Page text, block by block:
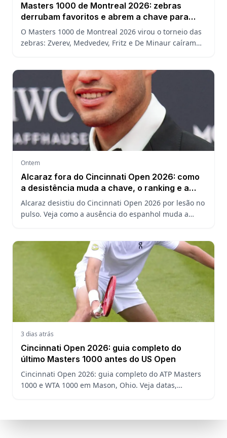
Masters 1000 de Montreal 2026: zebras
derrubam favoritos e abrem a chave para
João Fonseca
O Masters 1000 de Montreal 2026 virou o torneio das
zebras: Zverev, Medvedev, Fritz e De Minaur caíram
Ontem
Alcaraz fora do Cincinnati Open 2026: como
a desistência muda a chave, o ranking e a
defesa do US Open
Alcaraz desistiu do Cincinnati Open 2026 por lesão no
pulso. Veja como a ausência do espanhol muda a
3 dias atrás
Cincinnati Open 2026: guia completo do
último Masters 1000 antes do US Open
Cincinnati Open 2026: guia completo do ATP Masters
1000 e WTA 1000 em Mason, Ohio. Veja datas,